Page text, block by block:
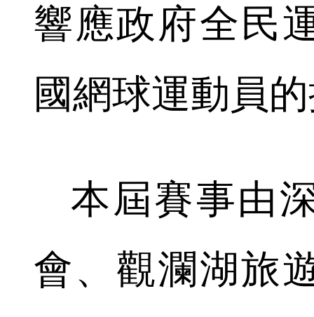
響應政府全民
國網球運動員
本屆賽事由
會、觀瀾湖旅